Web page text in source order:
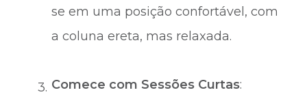
se em uma posição confortável, com
a coluna ereta, mas relaxada.
Comece com Sessões Curtas: